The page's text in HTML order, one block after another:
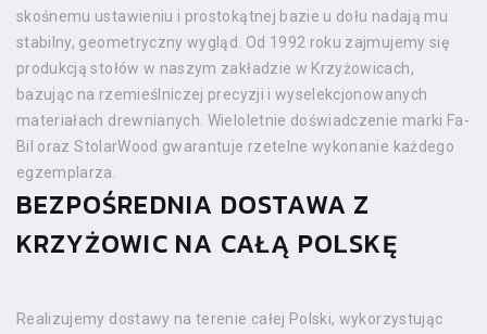
skośnemu ustawieniu i prostokątnej bazie u dołu nadają mu
stabilny, geometryczny wygląd. Od 1992 roku zajmujemy się
produkcją stołów w naszym zakładzie w Krzyżowicach,
bazując na rzemieślniczej precyzji i wyselekcjonowanych
materiałach drewnianych. Wieloletnie doświadczenie marki Fa-
Bil oraz StolarWood gwarantuje rzetelne wykonanie każdego
egzemplarza.
BEZPOŚREDNIA DOSTAWA Z
KRZYŻOWIC NA CAŁĄ POLSKĘ
Realizujemy dostawy na terenie całej Polski, wykorzystując